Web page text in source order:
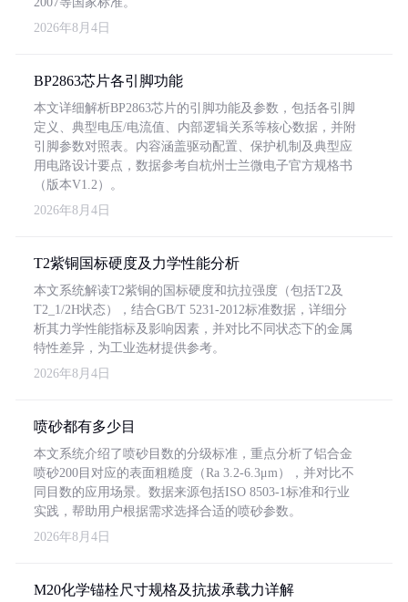
2026年8月4日
BP2863芯片各引脚功能
本文详细解析BP2863芯片的引脚功能及参数，包括各引脚
定义、典型电压/电流值、内部逻辑关系等核心数据，并附
引脚参数对照表。内容涵盖驱动配置、保护机制及典型应
用电路设计要点，数据参考自杭州士兰微电子官方规格书
（版本V1.2）。
2026年8月4日
T2紫铜国标硬度及力学性能分析
本文系统解读T2紫铜的国标硬度和抗拉强度（包括T2及
T2_1/2H状态），结合GB/T 5231-2012标准数据，详细分
析其力学性能指标及影响因素，并对比不同状态下的金属
特性差异，为工业选材提供参考。
2026年8月4日
喷砂都有多少目
本文系统介绍了喷砂目数的分级标准，重点分析了铝合金
喷砂200目对应的表面粗糙度（Ra 3.2-6.3μm），并对比不
同目数的应用场景。数据来源包括ISO 8503-1标准和行业
实践，帮助用户根据需求选择合适的喷砂参数。
2026年8月4日
M20化学锚栓尺寸规格及抗拔承载力详解